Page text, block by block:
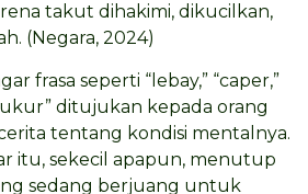
takut dihakimi, dikucilkan,
(Negara, 2024)
frasa seperti “lebay,” “caper,”
ditujukan kepada orang
tentang kondisi mentalnya.
itu, sekecil apapun, menutup
sedang berjuang untuk